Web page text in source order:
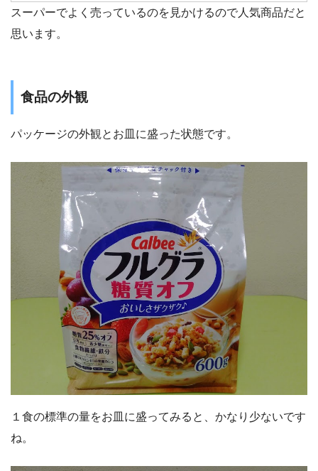
スーパーでよく売っているのを見かけるので人気商品だと
思います。
食品の外観
パッケージの外観とお皿に盛った状態です。
１食の標準の量をお皿に盛ってみると、かなり少ないです
ね。